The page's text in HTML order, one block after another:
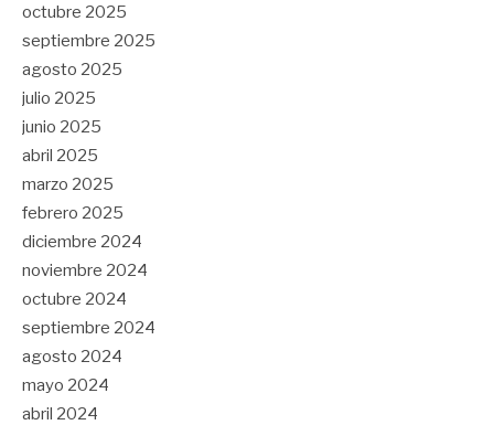
octubre 2025
septiembre 2025
agosto 2025
julio 2025
junio 2025
abril 2025
marzo 2025
febrero 2025
diciembre 2024
noviembre 2024
octubre 2024
septiembre 2024
agosto 2024
mayo 2024
abril 2024